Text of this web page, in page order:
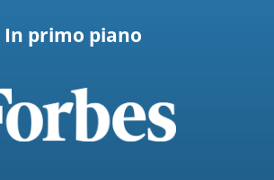
In primo piano